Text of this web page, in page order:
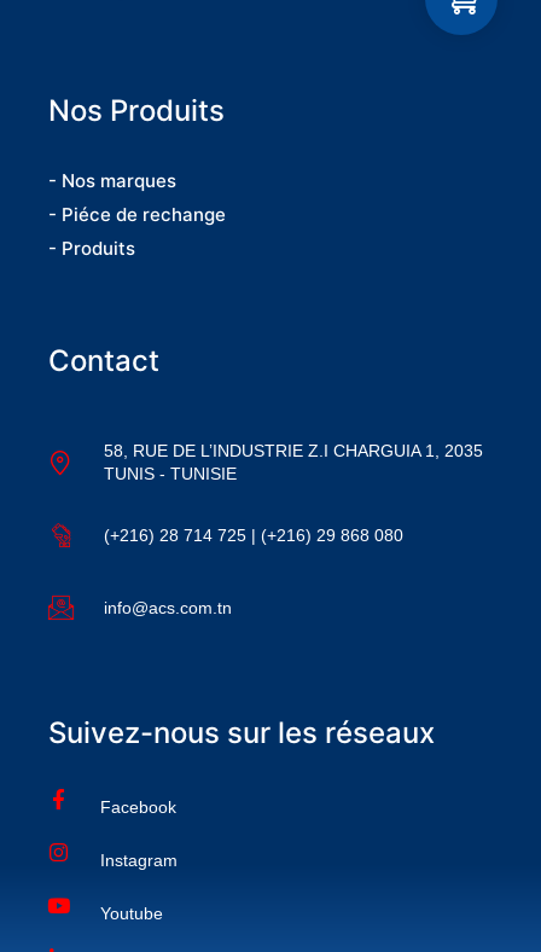
Nos Produits
- Nos marques
- Piéce de rechange
- Produits
Contact
58, RUE DE L’INDUSTRIE Z.I CHARGUIA 1, 2035
TUNIS - TUNISIE
(+216) 28 714 725 | (+216) 29 868 080
info@acs.com.tn
Suivez-nous sur les réseaux
Facebook
Instagram
Youtube